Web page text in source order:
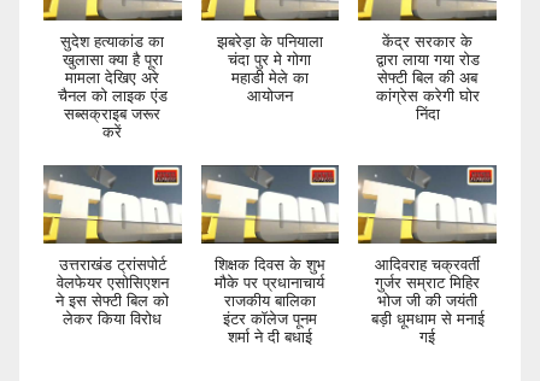
सुदेश हत्याकांड का
खुलासा क्या है पूरा
मामला देखिए अरे
चैनल को लाइक एंड
सब्सक्राइब जरूर
करें
झबरेड़ा के पनियाला
चंदा पुर मे गोगा
महाडी मेले का
आयोजन
केंद्र सरकार के
द्वारा लाया गया रोड
सेफ्टी बिल की अब
कांग्रेस करेगी घोर
निंदा
उत्तराखंड ट्रांसपोर्ट
वेलफेयर एसोसिएशन
ने इस सेफ्टी बिल को
लेकर किया विरोध
शिक्षक दिवस के शुभ
मौके पर प्रधानाचार्य
राजकीय बालिका
इंटर कॉलेज पूनम
शर्मा ने दी बधाई
आदिवराह चक्रवर्ती
गुर्जर सम्राट मिहिर
भोज जी की जयंती
बड़ी धूमधाम से मनाई
गई